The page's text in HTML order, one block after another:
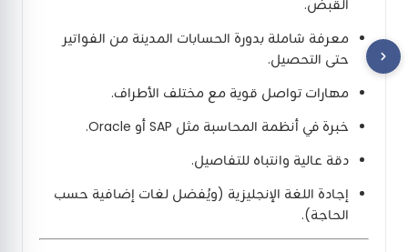
القبض.
معرفة شاملة بدورة الحسابات المدينة من الفواتير
حتى التحصيل.
مهارات تواصل قوية مع مختلف الأطراف.
خبرة في أنظمة المحاسبة مثل SAP أو Oracle.
دقة عالية وانتباه للتفاصيل.
إجادة اللغة الإنجليزية (ويُفضل لغات إضافية حسب
الحاجة).